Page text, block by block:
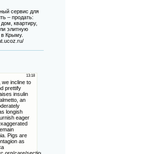
сервис для
– продать:
квартиру,
элитную
Крыму.